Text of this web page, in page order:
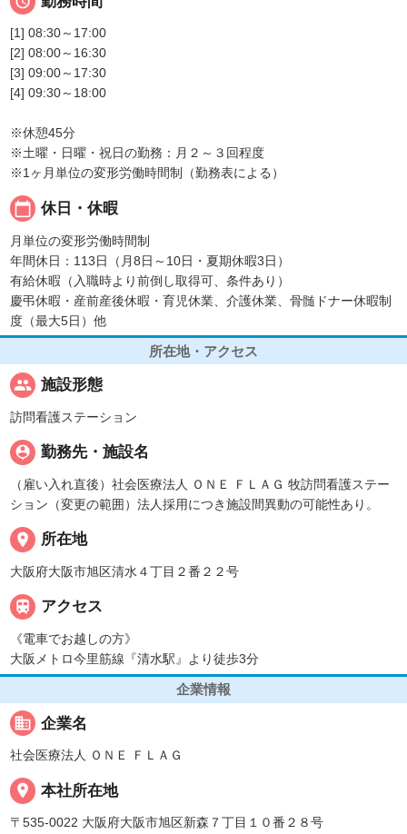
[1] 08:30～17:00
[2] 08:00～16:30
[3] 09:00～17:30
[4] 09:30～18:00
※休憩45分
※土曜・日曜・祝日の勤務：月２～３回程度
※1ヶ月単位の変形労働時間制（勤務表による）
calendar_today 休日・休暇
月単位の変形労働時間制
年間休日：113日（月8日～10日・夏期休暇3日）
有給休暇（入職時より前倒し取得可、条件あり）
慶弔休暇・産前産後休暇・育児休業、介護休業、骨髄ドナー休暇制
度（最大5日）他
所在地・アクセス
people 施設形態
訪問看護ステーション
person_pin 勤務先・施設名
（雇い入れ直後）社会医療法人 ＯＮＥ ＦＬＡＧ 牧訪問看護ステー
ション（変更の範囲）法人採用につき施設間異動の可能性あり。
place 所在地
大阪府大阪市旭区清水４丁目２番２２号
 アクセス
《電車でお越しの方》
大阪メトロ今里筋線『清水駅』より徒歩3分
企業情報
business 企業名
社会医療法人 ＯＮＥ ＦＬＡＧ
place 本社所在地
〒535-0022 大阪府大阪市旭区新森７丁目１０番２８号